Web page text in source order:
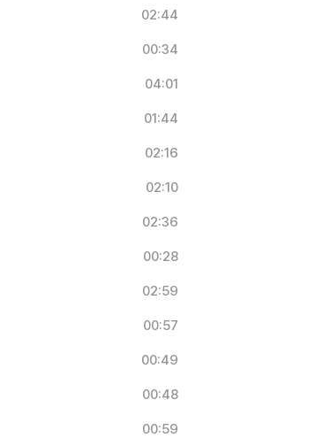
02:44
00:34
04:01
01:44
02:16
02:10
02:36
00:28
02:59
00:57
00:49
00:48
00:59